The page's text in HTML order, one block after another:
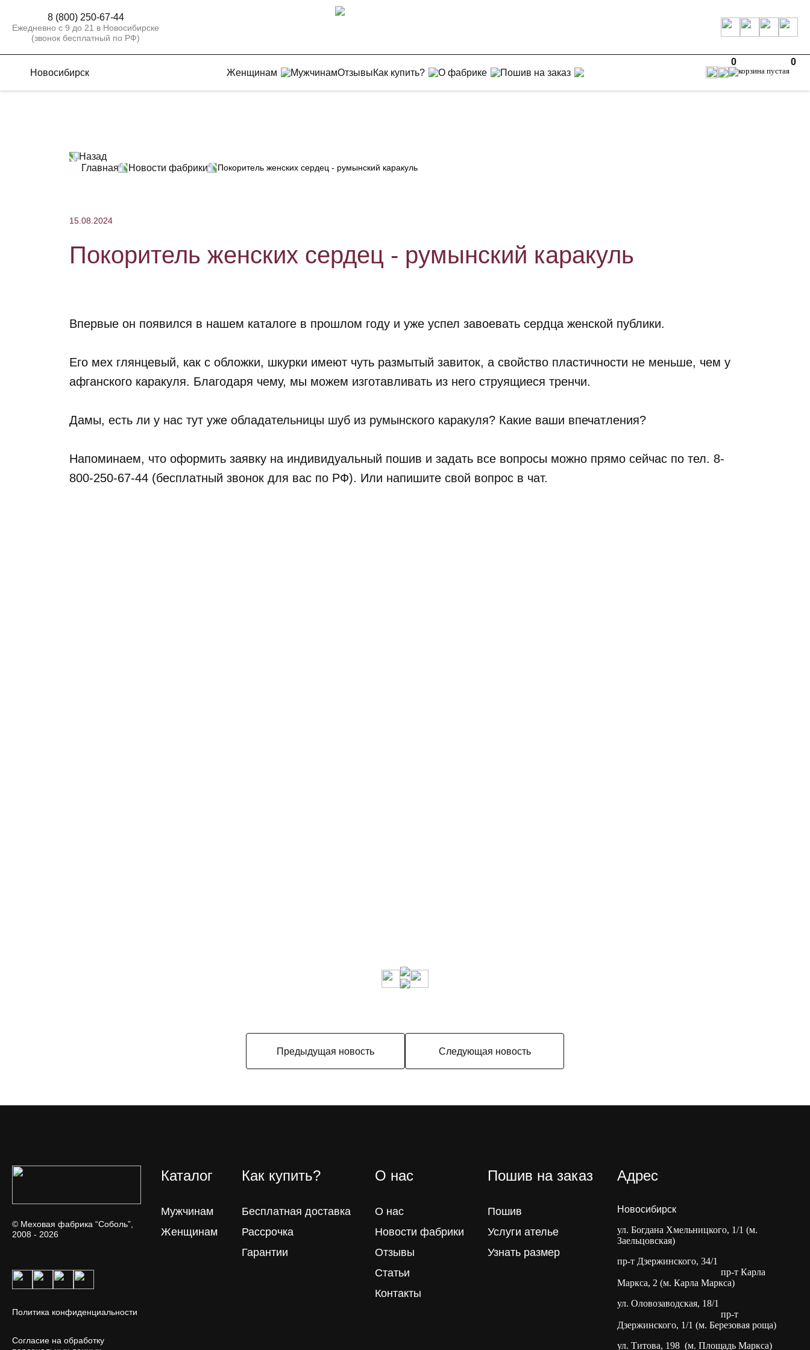
8 (800) 250-67-44
Ежедневно с 9 до 21 в Новосибирске
(звонок бесплатный по РФ)
Новосибирск Женщинам МужчинамОтзывыКак купить? О фабрике Пошив на заказ
0 0
Назад
Главная
Новости фабрики Покоритель женских сердец - румынский каракуль
15.08.2024
Покоритель женских сердец - румынский каракуль
Впервые он появился в нашем каталоге в прошлом году и уже успел завоевать сердца женской публики.
Его мех глянцевый, как с обложки, шкурки имеют чуть размытый завиток, а свойство пластичности не меньше, чем у
афганского каракуля. Благодаря чему, мы можем изготавливать из него струящиеся тренчи.
Дамы, есть ли у нас тут уже обладательницы шуб из румынского каракуля? Какие ваши впечатления?
Напоминаем, что оформить заявку на индивидуальный пошив и задать все вопросы можно прямо сейчас по тел. 8-
800-250-67-44 (бесплатный звонок для вас по РФ). Или напишите свой вопрос в чат.
Предыдущая новость Следующая новость
© Меховая фабрика “Соболь”,
2008 - 2026
Политика конфиденциальности
Согласие на обработку
Каталог
Мужчинам
Женщинам
Как купить?
Бесплатная доставка
Рассрочка
Гарантии
О нас
О нас
Новости фабрики
Отзывы
Статьи
Контакты
Пошив на заказ
Пошив
Услуги ателье
Узнать размер
Адрес
Новосибирск
ул. Богдана Хмельницкого, 1/1 (м.
Заельцовская)
пр-т Дзержинского, 34/1
пр-т Карла
Маркса, 2 (м. Карла Маркса)
ул. Оловозаводская, 18/1
пр-т
Дзержинского, 1/1 (м. Березовая роща)
ул. Титова, 198 (м. Площадь Маркса)